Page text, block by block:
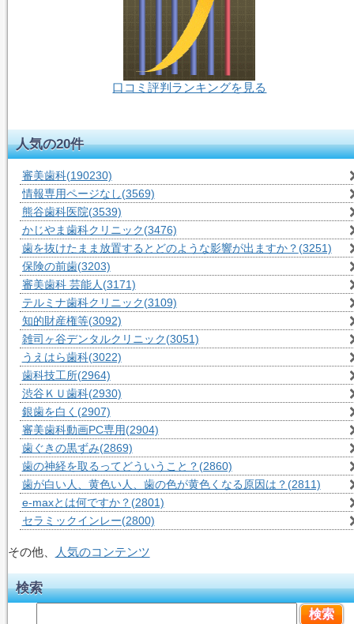
口コミ評判ランキングを見る
人気の20件
審美歯科(190230)
情報専用ページなし(3569)
熊谷歯科医院(3539)
かじやま歯科クリニック(3476)
歯を抜けたまま放置するとどのような影響が出ますか？ (3251)
保険の前歯(3203)
審美歯科 芸能人 (3171)
テルミナ歯科クリニック(3109)
知的財産権等(3092)
雑司ヶ谷デンタルクリニック(3051)
うえはら歯科(3022)
歯科技工所(2964)
渋谷ＫＵ歯科(2930)
銀歯を白く (2907)
審美歯科動画PC専用(2904)
歯ぐきの黒ずみ(2869)
歯の神経を取るってどういうこと？ (2860)
歯が白い人、黄色い人、歯の色が黄色くなる原因は？ (2811)
e-maxとは何ですか？ (2801)
セラミックインレー(2800)
その他、 人気のコンテンツ
検索